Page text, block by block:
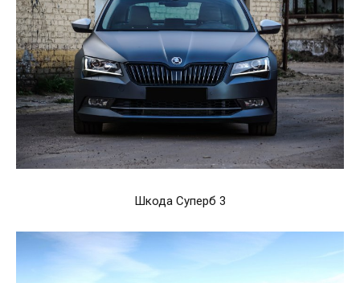
Шкода Суперб 3